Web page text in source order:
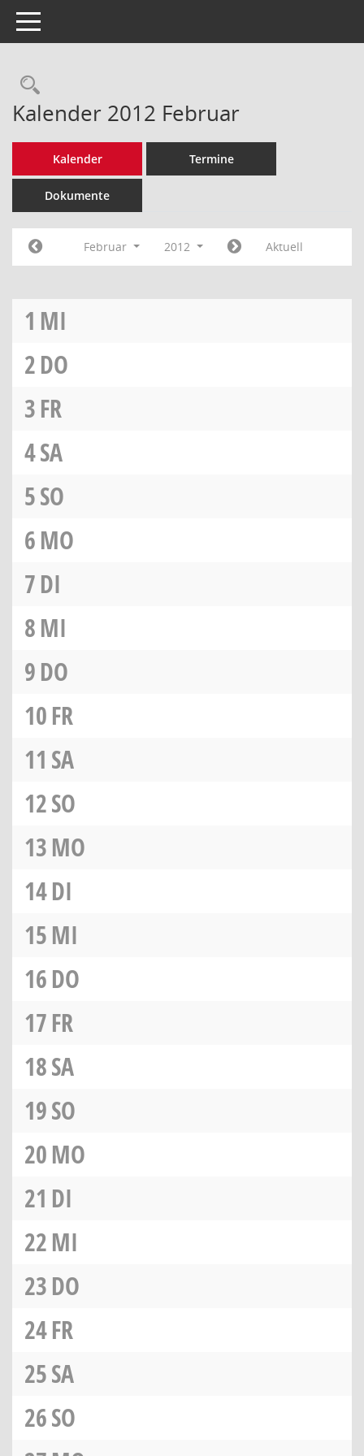
Toggle navigation
Rechercheauswahl
Kalender 2012 Februar
Kalender Termine
Dokumente
Februar 2012 Aktuell
1 MI
2DO
3FR
4SA
5SO
6MO
7DI
8MI
9DO
10FR
11 SA
12SO
13MO
14DI
15MI
16DO
17FR
18SA
19SO
20MO
21 DI
22MI
23DO
24FR
25SA
26SO